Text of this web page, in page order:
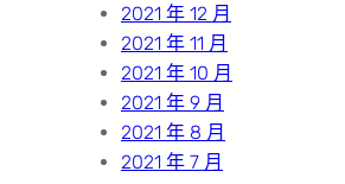
2021 年 12 月
2021 年 11 月
2021 年 10 月
2021 年 9 月
2021 年 8 月
2021 年 7 月